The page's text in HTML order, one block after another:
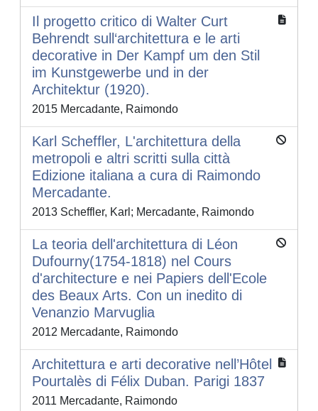
Il progetto critico di Walter Curt
Behrendt sull‘architettura e le arti
decorative in Der Kampf um den Stil
im Kunstgewerbe und in der
Architektur (1920).
2015 Mercadante, Raimondo
Karl Scheffler, L'architettura della
metropoli e altri scritti sulla città
Edizione italiana a cura di Raimondo
Mercadante.
2013 Scheffler, Karl; Mercadante, Raimondo
La teoria dell'architettura di Léon
Dufourny(1754-1818) nel Cours
d'architecture e nei Papiers dell'Ecole
des Beaux Arts. Con un inedito di
Venanzio Marvuglia
2012 Mercadante, Raimondo
Architettura e arti decorative nell’Hôtel
Pourtalès di Félix Duban. Parigi 1837
2011 Mercadante, Raimondo